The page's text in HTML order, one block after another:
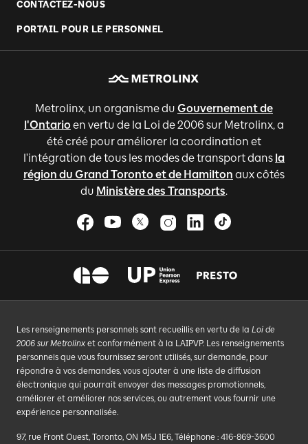
CONTACTEZ-NOUS
PORTAIL POUR LE PERSONNEL
Metrolinx, un organisme du Gouvernement de
l'Ontario en vertu de la Loi de 2006 sur Metrolinx, a
été créé pour améliorer la coordination et
l'intégration de tous les modes de transport dans la
région du Grand Toronto et de Hamilton aux côtés
du Ministère des Transports.
Les renseignements personnels sont recueillis en vertu de la Loi de
2006 sur Metrolinx et conformément à la LAIPVP. Les renseignements
personnels que vous fournissez seront utilisés, sur demande, pour
répondre à vos demandes, vous ajouter à une liste de diffusion
électronique qui pourrait envoyer des messages promotionnels,
améliorer et améliorer nos services, ou autrement vous fournir une
expérience personnalisée.
97, rue Front Ouest, Toronto, ON M5J 1E6, Téléphone : 416-869-3600